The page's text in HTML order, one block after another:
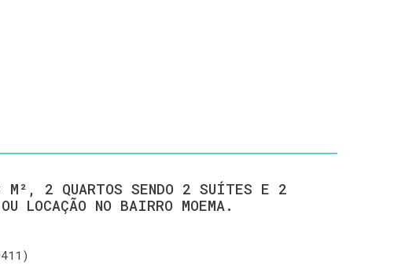
M², 2 QUARTOS SENDO 2 SUÍTES E 2
LOCAÇÃO NO BAIRRO MOEMA.